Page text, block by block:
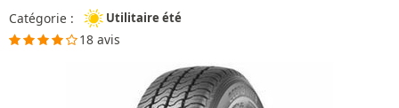
Catégorie : Utilitaire été
18 avis